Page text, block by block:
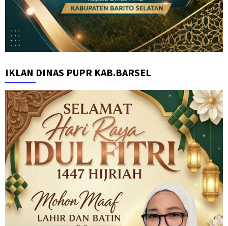
IKLAN DINAS PUPR KAB.BARSEL